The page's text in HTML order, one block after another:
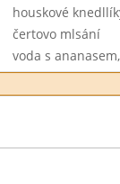
houskové
čertovo mlsání
voda s